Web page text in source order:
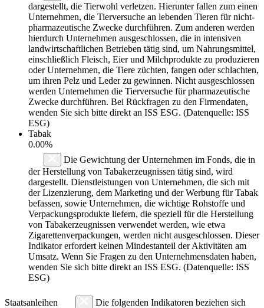
dargestellt, die Tierwohl verletzen. Hierunter fallen zum einen
Unternehmen, die Tierversuche an lebenden Tieren für nicht-
pharmazeutische Zwecke durchführen. Zum anderen werden
hierdurch Unternehmen ausgeschlossen, die in intensiven
landwirtschaftlichen Betrieben tätig sind, um Nahrungsmittel,
einschließlich Fleisch, Eier und Milchprodukte zu produzieren
oder Unternehmen, die Tiere züchten, fangen oder schlachten,
um ihren Pelz und Leder zu gewinnen. Nicht ausgeschlossen
werden Unternehmen die Tierversuche für pharmazeutische
Zwecke durchführen. Bei Rückfragen zu den Firmendaten,
wenden Sie sich bitte direkt an ISS ESG. (Datenquelle: ISS
ESG)
Tabak
0.00%
Die Gewichtung der Unternehmen im Fonds, die in
der Herstellung von Tabakerzeugnissen tätig sind, wird
dargestellt. Dienstleistungen von Unternehmen, die sich mit
der Lizenzierung, dem Marketing und der Werbung für Tabak
befassen, sowie Unternehmen, die wichtige Rohstoffe und
Verpackungsprodukte liefern, die speziell für die Herstellung
von Tabakerzeugnissen verwendet werden, wie etwa
Zigarettenverpackungen, werden nicht ausgeschlossen. Dieser
Indikator erfordert keinen Mindestanteil der Aktivitäten am
Umsatz. Wenn Sie Fragen zu den Unternehmensdaten haben,
wenden Sie sich bitte direkt an ISS ESG. (Datenquelle: ISS
ESG)
Staatsanleihen
Die folgenden Indikatoren beziehen sich